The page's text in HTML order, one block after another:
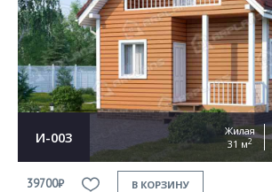
И-003
Жилая
31 м2
39700₽ В КОРЗИНУ